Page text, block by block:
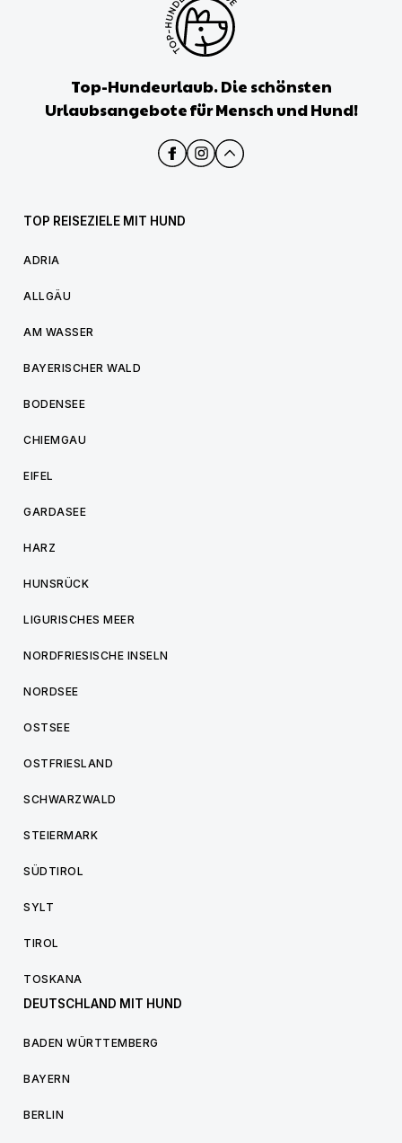
Top-Hundeurlaub. Die schönsten
Urlaubsangebote für Mensch und Hund!
TOP REISEZIELE MIT HUND
ADRIA
ALLGÄU
AM WASSER
BAYERISCHER WALD
BODENSEE
CHIEMGAU
EIFEL
GARDASEE
HARZ
HUNSRÜCK
LIGURISCHES MEER
NORDFRIESISCHE INSELN
NORDSEE
OSTSEE
OSTFRIESLAND
SCHWARZWALD
STEIERMARK
SÜDTIROL
SYLT
TIROL
TOSKANA
DEUTSCHLAND MIT HUND
BADEN WÜRTTEMBERG
BAYERN
BERLIN